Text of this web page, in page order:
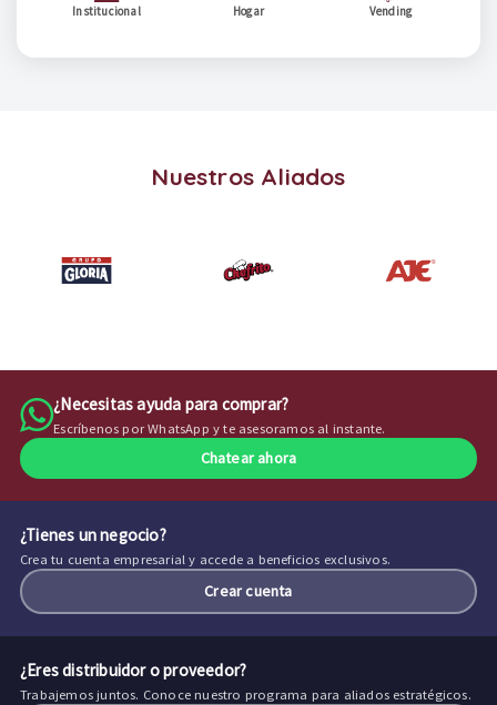
Institucional Hogar Vending
Nuestros Aliados
¿Necesitas ayuda para comprar?
Escríbenos por WhatsApp y te asesoramos al instante.
Chatear ahora
¿Tienes un negocio?
Crea tu cuenta empresarial y accede a beneficios exclusivos.
Crear cuenta
¿Eres distribuidor o proveedor?
Trabajemos juntos. Conoce nuestro programa para aliados estratégicos.